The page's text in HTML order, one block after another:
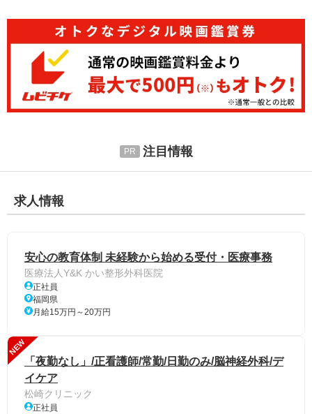
注目情報
求人情報
安心の教育体制 未経験から始める受付・医療事務
医療法人Y&K かい整形外科医院
正社員
福岡県
月給15万円～20万円
NEW
「夜勤なし」/正看護師/常勤/日勤のみ/脳神経外科/デ
イケア
松崎クリニック
正社員